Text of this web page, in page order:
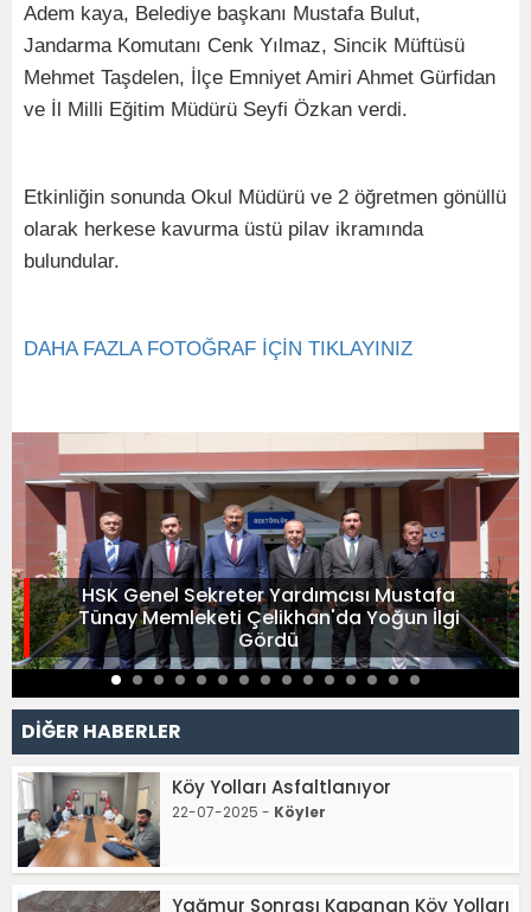
Adem kaya, Belediye başkanı Mustafa Bulut,
Jandarma Komutanı Cenk Yılmaz, Sincik Müftüsü
Mehmet Taşdelen, İlçe Emniyet Amiri Ahmet Gürfidan
ve İl Milli Eğitim Müdürü Seyfi Özkan verdi.
Etkinliğin sonunda Okul Müdürü ve 2 öğretmen gönüllü
olarak herkese kavurma üstü pilav ikramında
bulundular.
DAHA FAZLA FOTOĞRAF İÇİN TIKLAYINIZ
HSK Genel Sekreter Yardımcısı Mustafa
Tünay Memleketi Çelikhan'da Yoğun İlgi
Gördü
DİĞER HABERLER
Köy Yolları Asfaltlanıyor
22-07-2025 - Köyler
Yağmur Sonrası Kapanan Köy Yolları